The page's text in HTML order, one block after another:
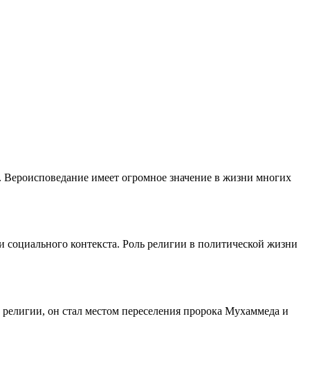
имеет огромное значение в жизни многих
контекста. Роль религии в политической жизни
он стал местом переселения пророка Мухаммеда и